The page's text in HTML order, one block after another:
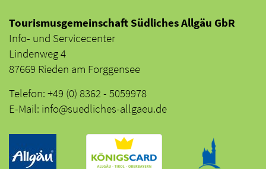
Tourismusgemeinschaft Südliches Allgäu GbR
Info- und Servicecenter
Lindenweg 4
87669 Rieden am Forggensee
Telefon: +49 (0) 8362 - 5059978
E-Mail: info@suedliches-allgaeu.de